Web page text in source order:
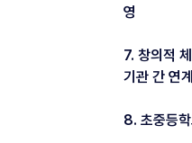
영
7. 창의적
기관 간 연
8. 초중등